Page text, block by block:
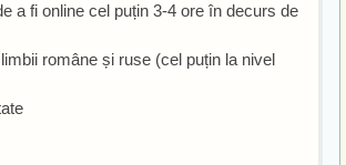
a fi online cel puțin 3-4 ore în decurs de
române și ruse (cel puțin la nivel